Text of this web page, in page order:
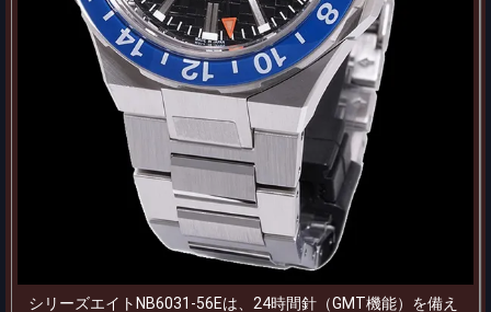
シリーズエイトNB6031-56Eは、24時間針（GMT機能）を備え